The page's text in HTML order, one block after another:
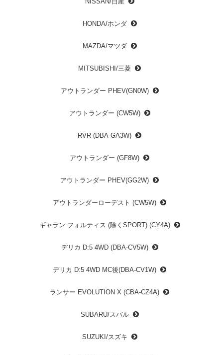
HONDA/ホンダ
MAZDA/マツダ
MITSUBISHI/三菱
アウトランダー PHEV(GN0W)
アウトランダー (CW5W)
RVR (DBA-GA3W)
アウトランダー (GF8W)
アウトランダー PHEV(GG2W)
アウトランダーローデスト (CW5W)
ギャラン フォルティス (除くSPORT) (CY4A)
デリカ D:5 4WD (DBA-CV5W)
デリカ D:5 4WD MC後(DBA-CV1W)
ランサー EVOLUTION X (CBA-CZ4A)
SUBARU/スバル
SUZUKI/スズキ